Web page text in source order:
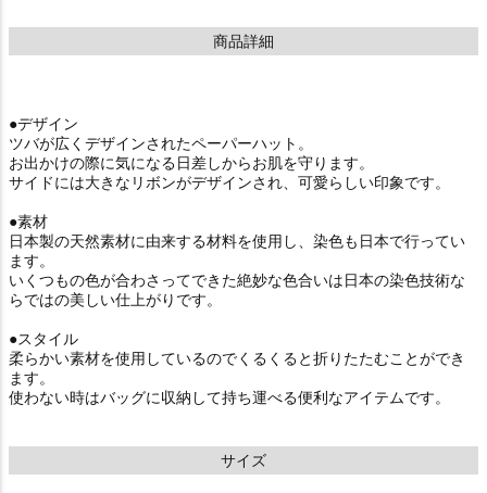
商品詳細
●デザイン
ツバが広くデザインされたペーパーハット。
お出かけの際に気になる日差しからお肌を守ります。
サイドには大きなリボンがデザインされ、可愛らしい印象です。
●素材
日本製の天然素材に由来する材料を使用し、染色も日本で行ってい
ます。
いくつもの色が合わさってできた絶妙な色合いは日本の染色技術な
らではの美しい仕上がりです。
●スタイル
柔らかい素材を使用しているのでくるくると折りたたむことができ
ます。
使わない時はバッグに収納して持ち運べる便利なアイテムです。
サイズ